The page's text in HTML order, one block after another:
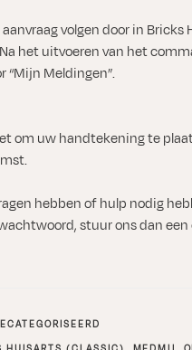
volgen door in
het uitvoeren van het
“Mijn Meldingen”.
om uw handtekening te
hebben of hulp nodig
stuur ons dan